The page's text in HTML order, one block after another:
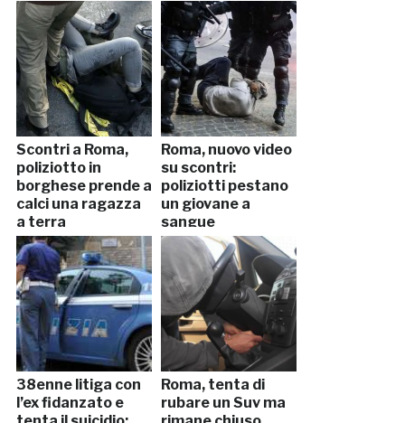
Scontri a Roma,
poliziotto in
borghese prende a
calci una ragazza
a terra
Roma, nuovo video
su scontri:
poliziotti pestano
un giovane a
sangue
38enne litiga con
l’ex fidanzato e
Roma, tenta di
rubare un Suv ma